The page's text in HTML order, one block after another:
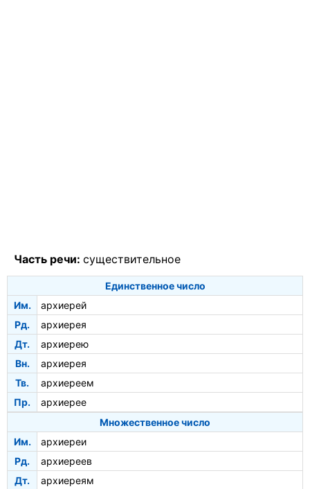
Часть речи: существительное
Единственное число
Им.
архиерей
Рд.
архиерея
Дт.
архиерею
Вн.
архиерея
Тв.
архиереем
Пр.
архиерее
Множественное число
Им.
архиереи
Рд.
архиереев
Дт.
архиереям